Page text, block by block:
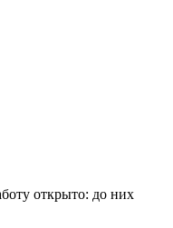
открыто: до них